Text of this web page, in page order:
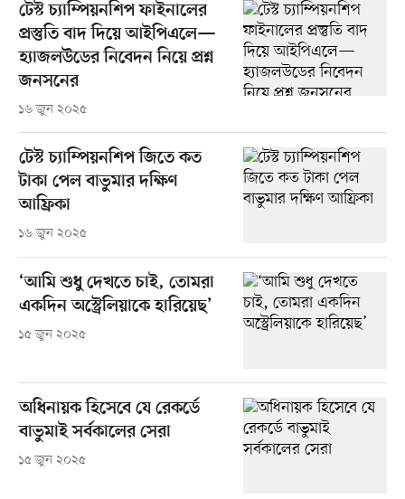
টেস্ট চ্যাম্পিয়নশিপ ফাইনালের
প্রস্তুতি বাদ দিয়ে আইপিএলে—
হ্যাজলউডের নিবেদন নিয়ে প্রশ্ন
জনসনের
১৬ জুন ২০২৫
টেস্ট চ্যাম্পিয়নশিপ জিতে কত
টাকা পেল বাভুমার দক্ষিণ
আফ্রিকা
১৬ জুন ২০২৫
‘আমি শুধু দেখতে চাই, তোমরা
একদিন অস্ট্রেলিয়াকে হারিয়েছ’
১৫ জুন ২০২৫
অধিনায়ক হিসেবে যে রেকর্ডে
বাভুমাই সর্বকালের সেরা
১৫ জুন ২০২৫